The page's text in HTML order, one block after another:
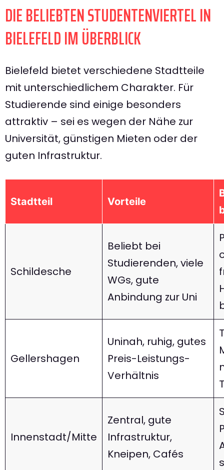
DIE BELIEBTEN STUDENTENVIERTEL IN
BIELEFELD IM ÜBERBLICK
Bielefeld bietet verschiedene Stadtteile
mit unterschiedlichem Charakter. Für
Studierende sind einige besonders
attraktiv – sei es wegen der Nähe zur
Universität, günstigen Mieten oder der
guten Infrastruktur.
Stadtteil Vorteile
Schildesche
Beliebt bei
Studierenden, viele
WGs, gute
Anbindung zur Uni
Gellershagen
Uninah, ruhig, gutes
Preis-Leistungs-
Verhältnis
Innenstadt/Mitte
Zentral, gute
Infrastruktur,
Kneipen, Cafés